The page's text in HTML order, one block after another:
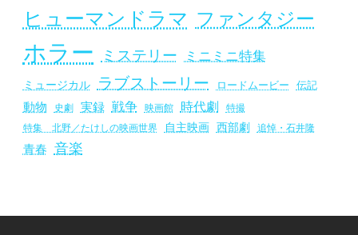
ヒューマンドラマ ファンタジー
ホラー ミステリー ミニミニ特集
ミュージカル ラブストーリー ロードムービー 伝記
動物 史劇 実録 戦争 映画館 時代劇
特撮
特集 北野／たけしの映画世界
自主映画 西部劇 追悼・石井隆
青春 音楽